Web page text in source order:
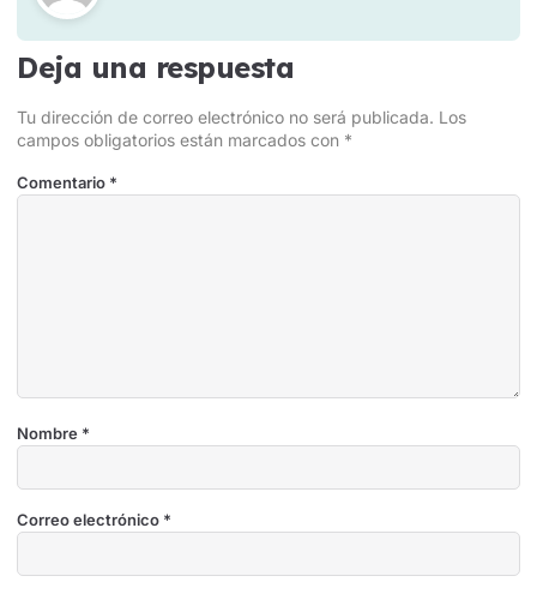
Deja una respuesta
Tu dirección de correo electrónico no será publicada. Los
campos obligatorios están marcados con *
Comentario *
Nombre *
Correo electrónico *